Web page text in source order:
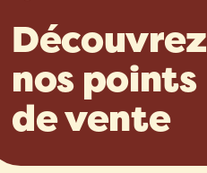
Découvrez
nos points
de vente